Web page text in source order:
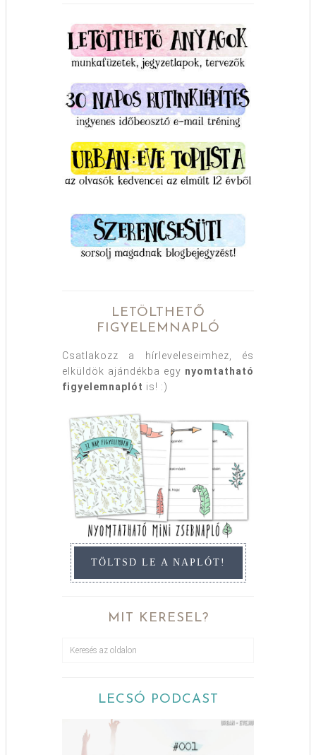
LETÖLTHETŐ
FIGYELEMNAPLÓ
Csatlakozz a hírleveleseimhez, és
elküldök ajándékba egy nyomtatható
figyelemnaplót is! :)
TÖLTSD LE A NAPLÓT!
MIT KERESEL?
LECSÓ PODCAST